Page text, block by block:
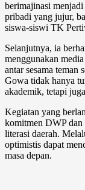
berimajinasi
pribadi yang jujur,
siswa-siswi TK
Selanjutnya, ia
menggunakan
antar sesama teman
Gowa tidak hanya
akademik, tetapi
Kegiatan yang
komitmen DWP
literasi daerah.
optimistis dapat
masa depan.